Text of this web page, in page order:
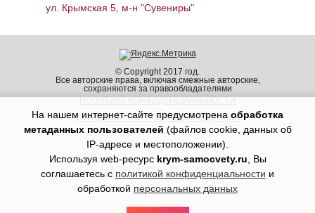
На нашем интернет-сайте предусмотрена обработка
метаданных пользователей (файлов cookie, данных об
IP-адресе и местоположении).
Используя web-ресурс krym-samocvety.ru , Вы
соглашаетесь с политикой конфиденциальности и
обработкой персональных данных
ул. Крымская 5, м-н "Сувениры"
© Copyright 2017 год.
Все авторские права, включая смежные авторские,
сохраняются за правообладателями
ПОЛИТИКА КОНФИДЕНЦИАЛЬНОСТИ
ОБРАБОТКА ПЕРСОНАЛЬНЫХ ДАННЫХ
Создание сайтов Симферополь
Продвижение сайтов Симферополь Крым